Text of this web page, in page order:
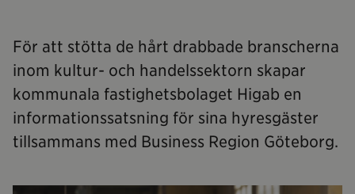
För att stötta de hårt drabbade branscherna
inom kultur- och handelssektorn skapar
kommunala fastighetsbolaget Higab en
informationssatsning för sina hyresgäster
tillsammans med Business Region Göteborg.